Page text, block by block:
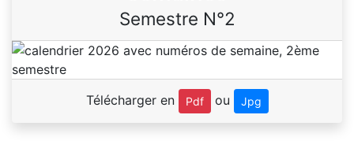
Semestre N°2
Télécharger en Pdf ou Jpg